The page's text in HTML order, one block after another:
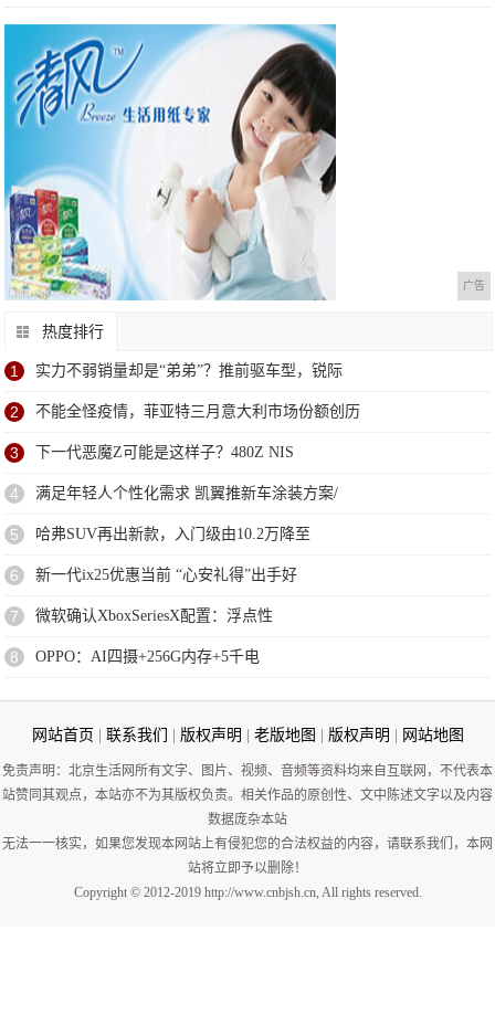
广告
热度排行
1 实力不弱销量却是“弟弟”？推前驱车型，锐际
2 不能全怪疫情，菲亚特三月意大利市场份额创历
3 下一代恶魔Z可能是这样子？480Z NIS
4 满足年轻人个性化需求 凯翼推新车涂装方案/
5 哈弗SUV再出新款，入门级由10.2万降至
6 新一代ix25优惠当前 “心安礼得”出手好
7 微软确认XboxSeriesX配置：浮点性
8 OPPO：​AI四摄+256G内存+5千电
网站首页 联系我们 版权声明 老版地图 版权声明 网站地图
免责声明：北京生活网所有文字、图片、视频、音频等资料均来自互联网，不代表本
站赞同其观点，本站亦不为其版权负责。相关作品的原创性、文中陈述文字以及内容
数据庞杂本站
无法一一核实，如果您发现本网站上有侵犯您的合法权益的内容，请联系我们，本网
站将立即予以删除！
Copyright © 2012-2019 http://www.cnbjsh.cn, All rights reserved.